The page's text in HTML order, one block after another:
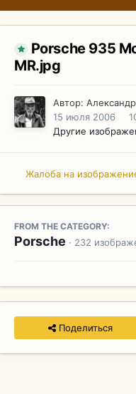
Porsche 935
MR.jpg
Автор:
15 июля 2006
Другие
Жалоба на
FROM THE CATEGORY:
Porsche · 232
Поделиться